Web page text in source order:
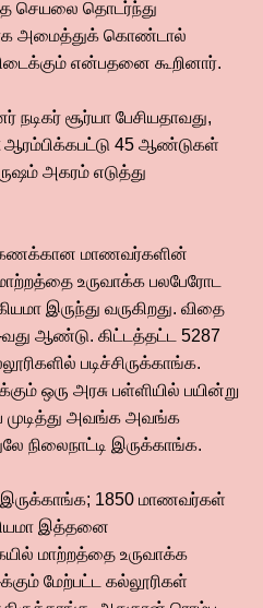
செயலை தொடர்ந்து
அமைத்துக் கொண்டால்
என்பதனை கூறினார்.
சூர்யா பேசியதாவது,
ஆரம்பிக்கபட்டு 45 ஆண்டுகள்
அகரம் எடுத்து
மாணவர்களின்
உருவாக்க பலபேரோட
இருந்து வருகிறது. விதை
வது ஆண்டு. கிட்டத்தட்ட 5287
படிச்சிருக்காங்க.
ஒரு அரசு பள்ளியில் பயின்று
முடித்து அவங்க அவங்க
நிலைநாட்டி இருக்காங்க.
1850 மாணவர்கள்
இத்தனை
மாற்றத்தை உருவாக்க
மேற்பட்ட கல்லூரிகள்